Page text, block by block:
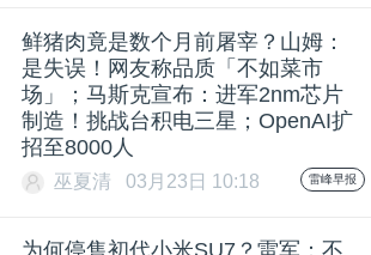
鲜猪肉竟是数个月前屠宰？山姆：
是失误！网友称品质「不如菜市
场」；马斯克宣布：进军2nm芯片
制造！挑战台积电三星；OpenAI扩
招至8000人
巫夏清 03月23日 10:18 雷峰早报